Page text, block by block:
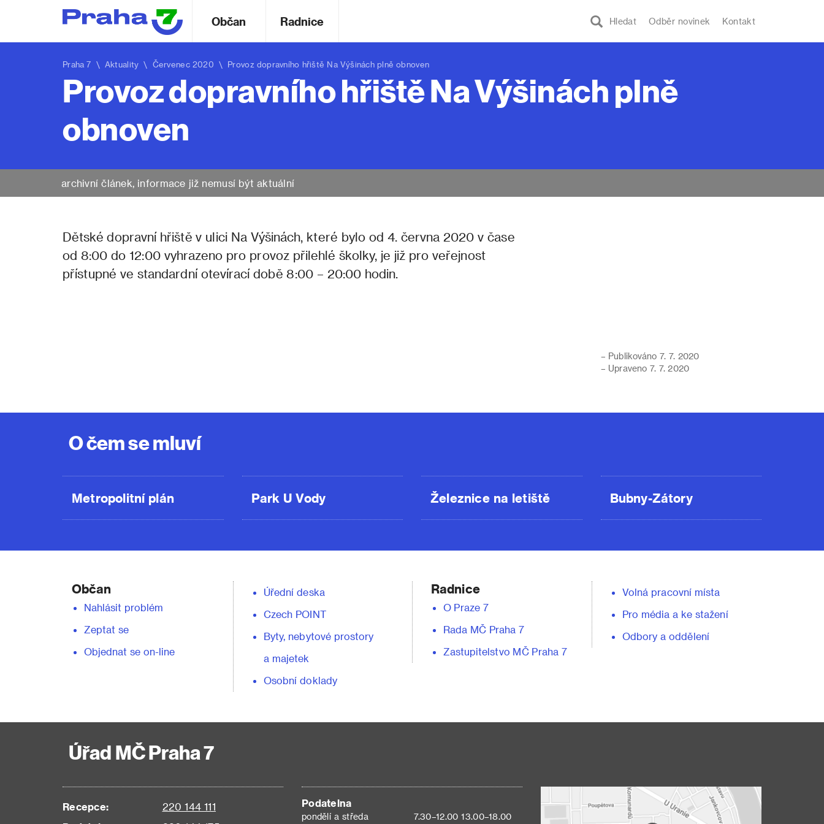
Hledat Odběr novinek Kontakt
Občan Radnice
Praha 7 \ Aktuality \ Červenec 2020 \ Provoz dopravního hřiště Na Výšinách plně obnoven
Provoz dopravního hřiště Na Výšinách plně
obnoven
archivní článek, informace již nemusí být aktuální
Dětské dopravní hřiště v ulici Na Výšinách, které bylo od 4. června 2020 v čase
od 8:00 do 12:00 vyhrazeno pro provoz přilehlé školky, je již pro veřejnost
přístupné ve standardní otevírací době 8:00 – 20:00 hodin.
– Publikováno 7. 7. 2020
– Upraveno 7. 7. 2020
O čem se mluví
Metropolitní plán Park U Vody Železnice na letiště Bubny-Zátory
Občan
Nahlásit problém
Zeptat se
Objednat se on-line
Úřední deska
Czech POINT
Byty, nebytové prostory
a majetek
Osobní doklady
Radnice
O Praze 7
Rada MČ Praha 7
Zastupitelstvo MČ Praha 7
Volná pracovní místa
Pro média a ke stažení
Odbory a oddělení
Úřad MČ Praha 7
Recepce:
220 144 111
Podatelna
pondělí a středa 7.30–12.00 13.00–18.00